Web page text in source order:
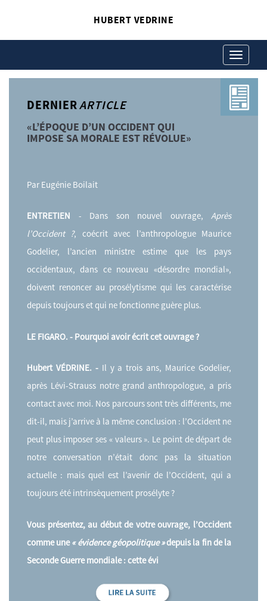
HUBERT VEDRINE
Toggle
navigation
DERNIERARTICLE
«L’ÉPOQUE D’UN OCCIDENT QUI
IMPOSE SA MORALE EST RÉVOLUE»
Par Eugénie Boilait
ENTRETIEN - Dans son nouvel ouvrage, Après
l’Occident ?, coécrit avec l’anthropologue Maurice
Godelier, l’ancien ministre estime que les pays
occidentaux, dans ce nouveau «désordre mondial»,
doivent renoncer au prosélytisme qui les caractérise
depuis toujours et qui ne fonctionne guère plus.
LE FIGARO. - Pourquoi avoir écrit cet ouvrage ?
Hubert VÉDRINE. -Il y a trois ans, Maurice Godelier,
après Lévi-Strauss notre grand anthropologue, a pris
contact avec moi. Nos parcours sont très différents, me
dit-il, mais j’arrive à la même conclusion : l’Occident ne
peut plus imposer ses « valeurs ». Le point de départ de
notre conversation n’était donc pas la situation
actuelle : mais quel est l’avenir de l’Occident, qui a
toujours été intrinsèquement prosélyte ?
Vous présentez, au début de votre ouvrage, l’Occident
comme une« évidence géopolitique »depuis la fin de la
Seconde Guerre mondiale : cette évi